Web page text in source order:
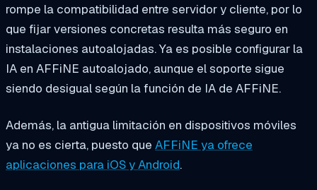
rompe la compatibilidad entre servidor y cliente, por lo
que fijar versiones concretas resulta más seguro en
instalaciones autoalojadas. Ya es posible configurar la
IA en AFFiNE autoalojado, aunque el soporte sigue
siendo desigual según la función de IA de AFFiNE.
Además, la antigua limitación en dispositivos móviles
ya no es cierta, puesto que AFFiNE ya ofrece
aplicaciones para iOS y Android.